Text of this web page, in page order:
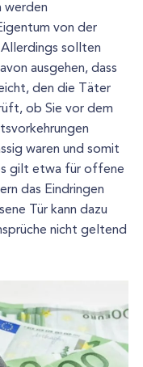
werden
von der
Allerdings sollten
ausgehen, dass
den die Täter
ob Sie vor dem
waren und somit
gilt etwa für offene
das Eindringen
Tür kann dazu
nicht geltend